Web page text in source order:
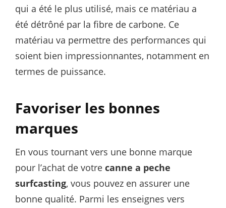
qui a été le plus utilisé, mais ce matériau a
été détrôné par la fibre de carbone. Ce
matériau va permettre des performances qui
soient bien impressionnantes, notamment en
termes de puissance.
Favoriser les bonnes
marques
En vous tournant vers une bonne marque
pour l’achat de votre canne a peche
surfcasting, vous pouvez en assurer une
bonne qualité. Parmi les enseignes vers